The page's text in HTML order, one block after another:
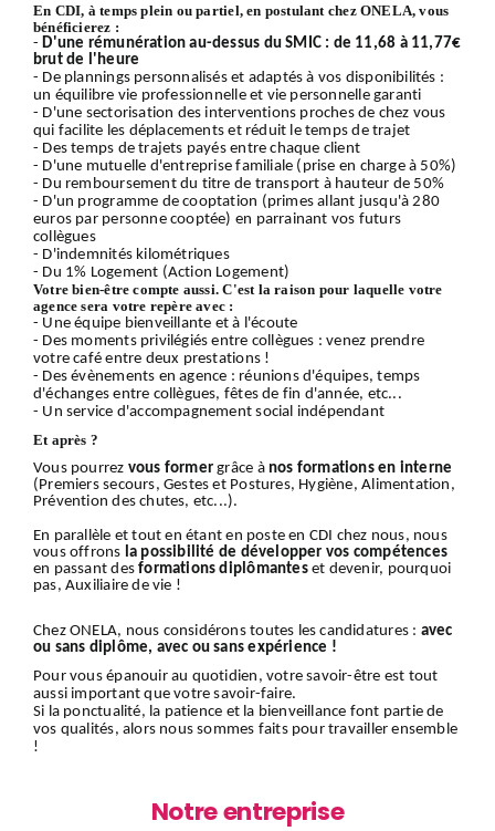
En CDI, à temps plein ou partiel, en postulant chez ONELA, vous
bénéficierez :
- D'une rémunération au-dessus du SMIC : de 11,68 à 11,77€
brut de l'heure
- De plannings personnalisés et adaptés à vos disponibilités :
un équilibre vie professionnelle et vie personnelle garanti
- D'une sectorisation des interventions proches de chez vous
qui facilite les déplacements et réduit le temps de trajet
- Des temps de trajets payés entre chaque client
- D'une mutuelle d'entreprise familiale (prise en charge à 50%)
- Du remboursement du titre de transport à hauteur de 50%
- D'un programme de cooptation (primes allant jusqu'à 280
euros par personne cooptée) en parrainant vos futurs
collègues
- D'indemnités kilométriques
- Du 1% Logement (Action Logement)
Votre bien-être compte aussi. C'est la raison pour laquelle votre
agence sera votre repère avec :
- Une équipe bienveillante et à l'écoute
- Des moments privilégiés entre collègues : venez prendre
votre café entre deux prestations !
- Des évènements en agence : réunions d'équipes, temps
d'échanges entre collègues, fêtes de fin d'année, etc...
- Un service d'accompagnement social indépendant
Et après ?
Vous pourrez vous former grâce à nos formations en interne
(Premiers secours, Gestes et Postures, Hygiène, Alimentation,
Prévention des chutes, etc...).
En parallèle et tout en étant en poste en CDI chez nous, nous
vous offrons la possibilité de développer vos compétences
en passant desformations diplômanteset devenir, pourquoi
pas, Auxiliaire de vie !
Chez ONELA, nous considérons toutes les candidatures : avec
ou sans diplôme, avec ou sans expérience !
Pour vous épanouir au quotidien, votre savoir-être est tout
aussi important que votre savoir-faire.
Si la ponctualité, la patience et la bienveillance font partie de
vos qualités, alors nous sommes faits pour travailler ensemble
!
Notre entreprise